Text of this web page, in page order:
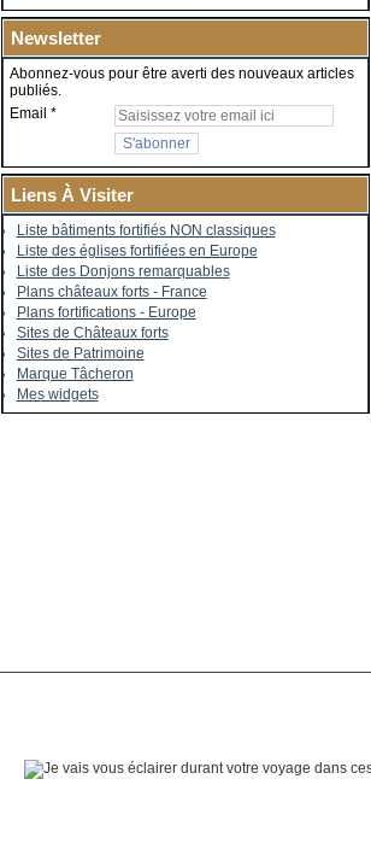
Newsletter
Abonnez-vous pour être averti des nouveaux articles
publiés.
Email
Liens À Visiter
Liste bâtiments fortifiés NON classiques
Liste des églises fortifiées en Europe
Liste des Donjons remarquables
Plans châteaux forts - France
Plans fortifications - Europe
Sites de Châteaux forts
Sites de Patrimoine
Marque Tâcheron
Mes widgets